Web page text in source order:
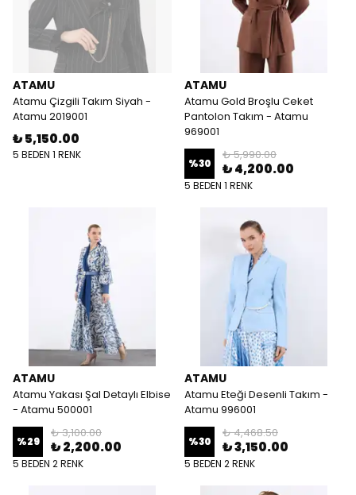
ATAMU
Atamu Çizgili Takım Siyah -
Atamu 2019001
₺ 5,150.00
5 BEDEN 1 RENK
ATAMU
Atamu Gold Broşlu Ceket
Pantolon Takım - Atamu
969001
%30
₺ 5,990.00
₺ 4,200.00
5 BEDEN 1 RENK
ATAMU
Atamu Yakası Şal Detaylı Elbise
- Atamu 500001
%29
₺ 3,100.00
₺ 2,200.00
5 BEDEN 2 RENK
ATAMU
Atamu Eteği Desenli Takım -
Atamu 996001
%30
₺ 4,468.50
₺ 3,150.00
5 BEDEN 2 RENK